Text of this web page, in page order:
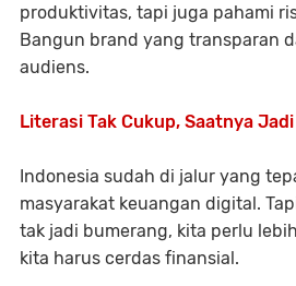
produktivitas, tapi juga pahami
Bangun brand yang transparan
audiens.
Literasi Tak Cukup, Saatnya
Indonesia sudah di jalur yang
masyarakat keuangan digital.
tak jadi bumerang, kita perlu
kita harus cerdas finansial.